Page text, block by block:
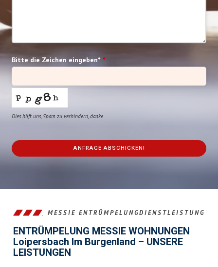
Bitte die Zeichen eingeben* *
Dies hilft uns, Spam zu verhindern, danke.
ANFRAGE ABSCHICKEN!
should
left
MESSIE ENTRÜMPELUNGDIENSTLEISTUNG
ENTRÜMPELUNG MESSIE WOHNUNGEN
Loipersbach Im Burgenland – UNSERE
LEISTUNGEN